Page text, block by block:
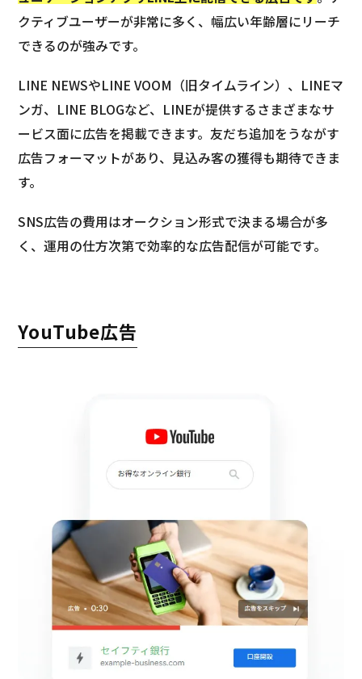
クティブユーザーが非常に多く、幅広い年齢層にリーチ
できるのが強みです。
LINE NEWSやLINE VOOM（旧タイムライン）、LINEマ
ンガ、LINE BLOGなど、LINEが提供するさまざまなサ
ービス面に広告を掲載できます。友だち追加をうながす
広告フォーマットがあり、見込み客の獲得も期待できま
す。
SNS広告の費用はオークション形式で決まる場合が多
く、運用の仕方次第で効率的な広告配信が可能です。
YouTube広告